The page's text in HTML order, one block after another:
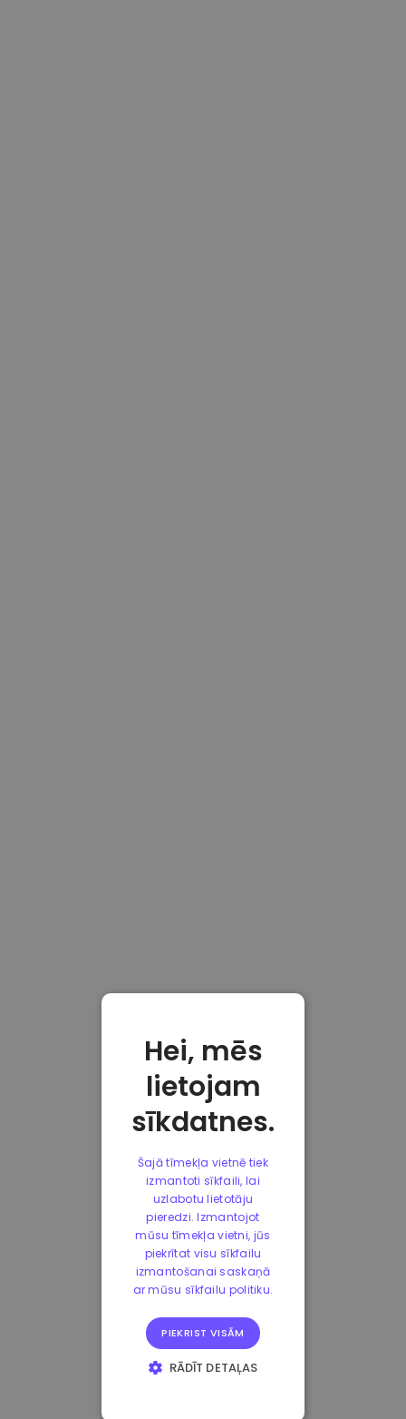
Hei, mēs
lietojam
sīkdatnes.
Šajā tīmekļa vietnē tiek
izmantoti sīkfaili, lai
uzlabotu lietotāju
pieredzi. Izmantojot
mūsu tīmekļa vietni, jūs
piekrītat visu sīkfailu
izmantošanai saskaņā
ar mūsu sīkfailu politiku.
PIEKRIST VISĀM
RĀDĪT DETAĻAS